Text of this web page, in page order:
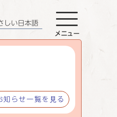
知らせ一覧を見る
しい日本語
メニュー